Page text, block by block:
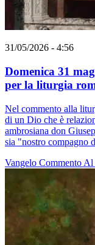
31/05/2026 - 4:56
Domenica 31
per la liturgia
Nel commento alla
di un Dio che è
ambrosiana don
sia "nostro compagno
Vangelo Commento Al